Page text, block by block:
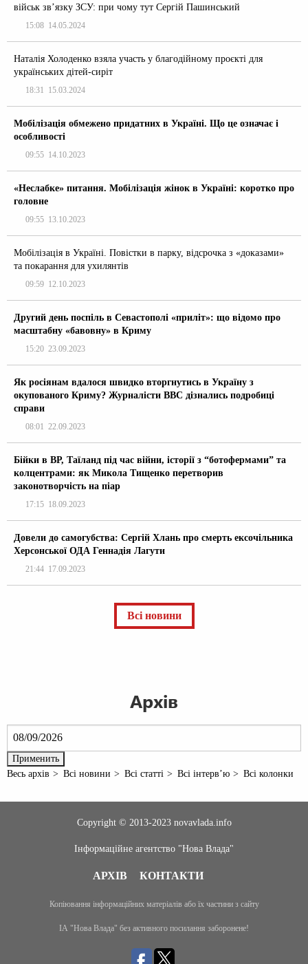
військ зв’язку ЗСУ: при чому тут Сергій Пашинський
15:08 14.05.2024
Наталія Холоденко взяла участь у благодійному проєкті для
українських дітей-сиріт
18:31 15.03.2024
Мобілізація обмежено придатних в Україні. Що це означає і
особливості
09:55 14.10.2023
«Неслабке» питання. Мобілізація жінок в Україні: коротко про
головне
09:55 13.10.2023
Мобілізація в Україні. Повістки в парку, відсрочка з «доказами»
та покарання для ухилянтів
09:59 12.10.2023
Другий день поспіль в Севастополі «приліт»: що відомо про
масштабну «бавовну» в Криму
15:20 23.09.2023
Як росіянам вдалося швидко вторгнутись в Україну з
окупованого Криму? Журналісти ВВС дізнались подробиці
справи
08:01 22.09.2023
Бійки в ВР, Таїланд під час війни, історії з “ботофермами” та
колцентрами: як Микола Тищенко перетворив
законотворчість на піар
17:15 18.09.2023
Довели до самогубства: Сергій Хлань про смерть ексочільника
Херсонської ОДА Геннадія Лагути
21:44 17.09.2023
Всі новини
Архів
Весь архів Всі новини Всі статті Всі інтерв’ю Всі колонки
Copyright © 2013-2023 novavlada.info
Інформаційне агентство "Нова Влада"
АРХІВ КОНТАКТИ
Копіювання інформаційних матеріалів або їх частини з сайту
ІА "Нова Влада" без активного посилання заборонене!